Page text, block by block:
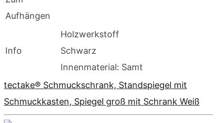
Aufhängen
Info
Holzwerkstoff
Schwarz
Innenmaterial: Samt
tectake® Schmuckschrank, Standspiegel mit
Schmuckkasten, Spiegel groß mit Schrank Weiß